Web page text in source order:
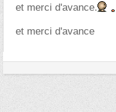
et merci d'avance.
et merci d'avance